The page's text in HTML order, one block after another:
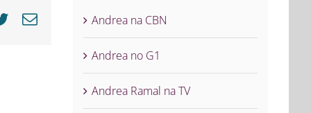
Twitter
E-
Andrea na CBN
Andrea no G1
Andrea Ramal na TV